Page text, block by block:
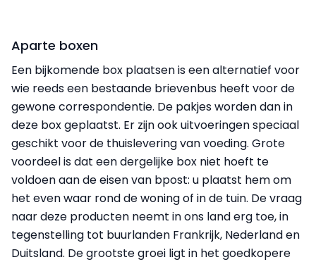
Aparte boxen
Een bijkomende box plaatsen is een alternatief voor
wie reeds een bestaande brievenbus heeft voor de
gewone correspondentie. De pakjes worden dan in
deze box geplaatst. Er zijn ook uitvoeringen speciaal
geschikt voor de thuislevering van voeding. Grote
voordeel is dat een dergelijke box niet hoeft te
voldoen aan de eisen van bpost: u plaatst hem om
het even waar rond de woning of in de tuin. De vraag
naar deze producten neemt in ons land erg toe, in
tegenstelling tot buurlanden Frankrijk, Nederland en
Duitsland. De grootste groei ligt in het goed­kopere